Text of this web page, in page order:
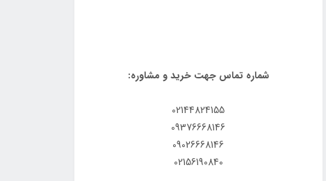
شماره تماس جهت خرید و مشاوره:
02144824155
09376668146
09026668146
02156190840